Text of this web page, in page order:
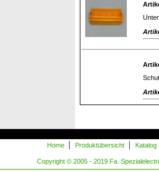
Home | Produktübersicht | Katalog
Copyright © 2005 - 2019 Fa.